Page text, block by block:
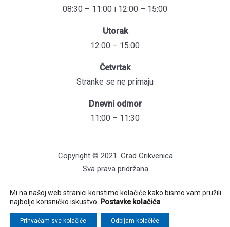
08:30 – 11:00 i 12:00 – 15:00
Utorak
12:00 – 15:00
Četvrtak
Stranke se ne primaju
Dnevni odmor
11:00 – 11:30
Copyright © 2021. Grad Crikvenica.
Sva prava pridržana.
Pristupačnost mrežnih stranica
Održavanje web stranica: UNICITAS / Izrada:
Creative Media™
Mi na našoj web stranici koristimo kolačiće kako bismo vam pružili
najbolje korisničko iskustvo.
Postavke kolačića
Prihvaćam sve kolačiće Odbijam kolačiće